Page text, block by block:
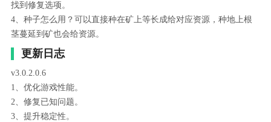
找到修复选项。
4、种子怎么用？可以直接种在矿上等长成给对应资源，种地上根
茎蔓延到矿也会给资源。
更新日志
v3.0.2.0.6
1、优化游戏性能。
2、修复已知问题。
3、提升稳定性。